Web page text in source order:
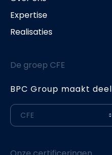
Expertise
Realisaties
De groep CFE
BPC Group maakt
CFE